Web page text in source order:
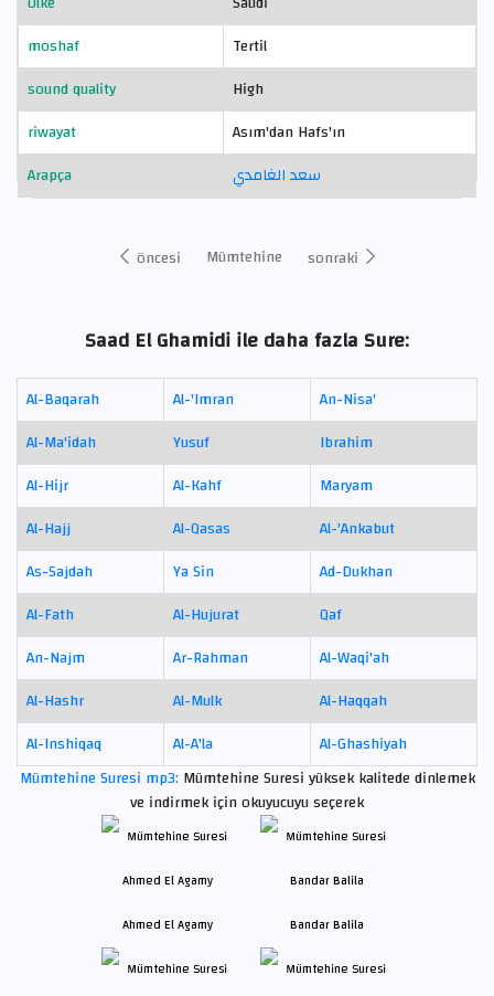
moshaf
Tertil
sound quality
High
riwayat
Asım'dan Hafs'ın
Arapça
سعد الغامدي
öncesi Mümtehine sonraki
Saad El Ghamidi ile daha fazla Sure:
Al-Baqarah Al-'Imran
An-Nisa'
Al-Ma'idah
Yusuf
Ibrahim
Al-Hijr
Al-Kahf
Maryam
Al-Hajj
Al-Qasas
Al-'Ankabut
As-Sajdah
Ya Sin
Ad-Dukhan
Al-Fath
Al-Hujurat
Qaf
An-Najm
Ar-Rahman
Al-Waqi'ah
Al-Hashr
Al-Mulk
Al-Haqqah
Al-Inshiqaq
Al-A'la
Al-Ghashiyah
Mümtehine Suresi mp3: Mümtehine Suresi yüksek kalitede dinlemek
ve indirmek için okuyucuyu seçerek
Ahmed El Agamy Bandar Balila